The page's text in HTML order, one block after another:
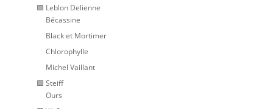
🟩 Leblon Delienne
Bécassine
Black et Mortimer
Chlorophylle
Michel Vaillant
🟪 Steiff
Ours